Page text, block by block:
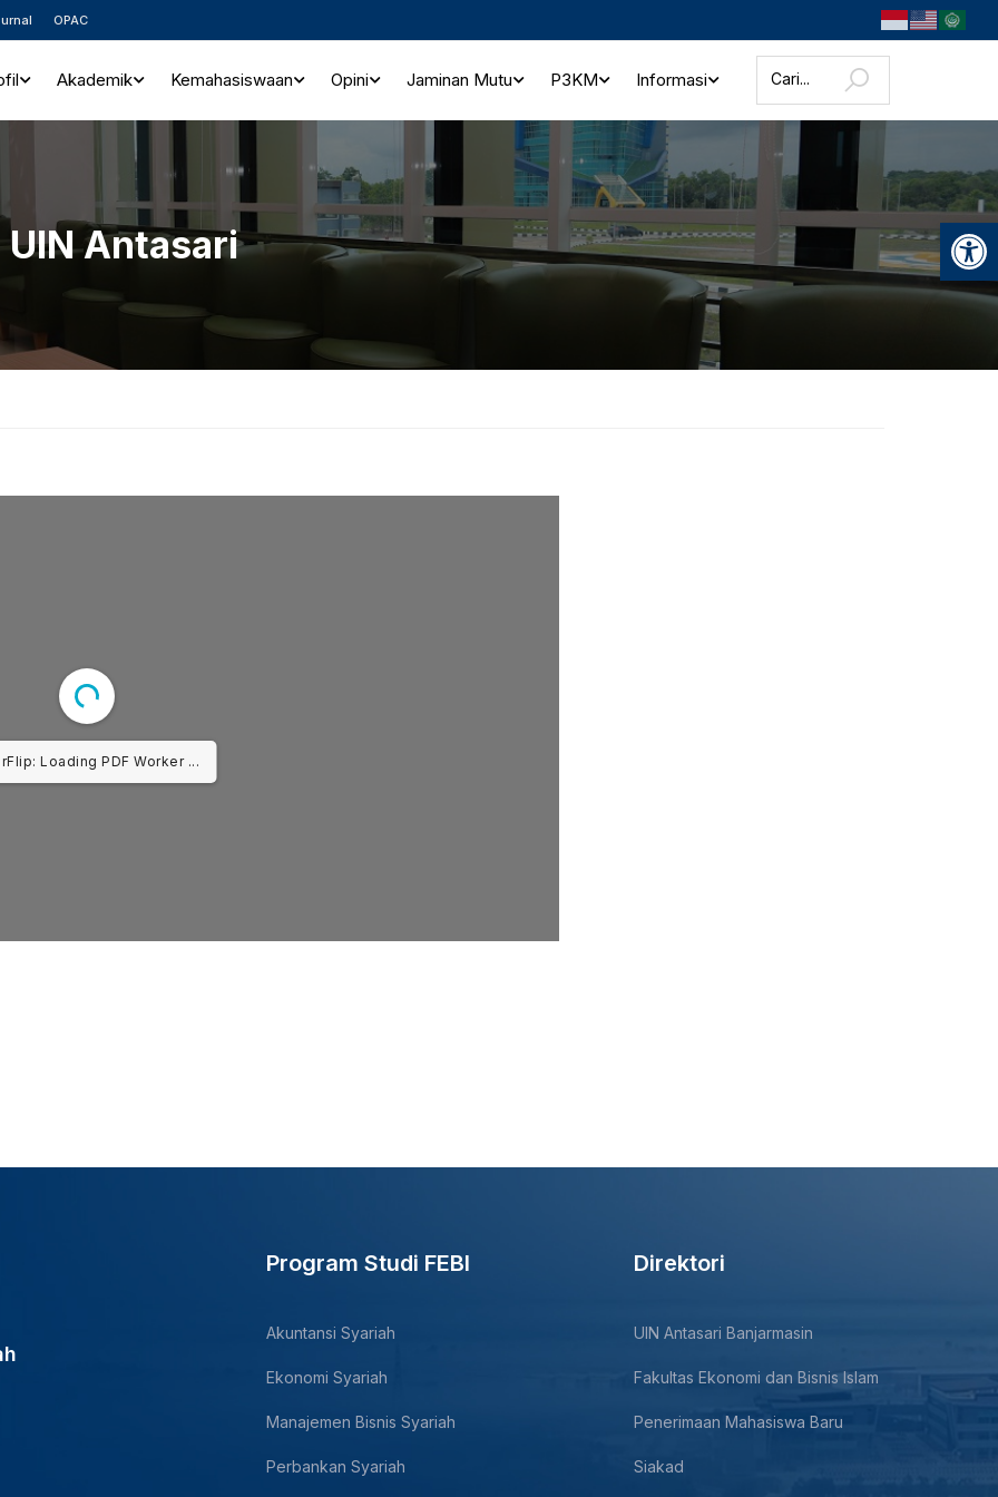
OPAC
Akademik Kemahasiswaan Opini Jaminan Mutu P3KM Informasi
Antasari
Loading PDF Worker ...
Program Studi FEBI
Akuntansi Syariah
Ekonomi Syariah
Manajemen Bisnis Syariah
Perbankan Syariah
Direktori
UIN Antasari Banjarmasin
Fakultas Ekonomi dan Bisnis Islam
Penerimaan Mahasiswa Baru
Siakad